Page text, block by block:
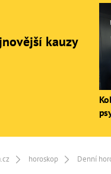
horoskop Denní
kauzy